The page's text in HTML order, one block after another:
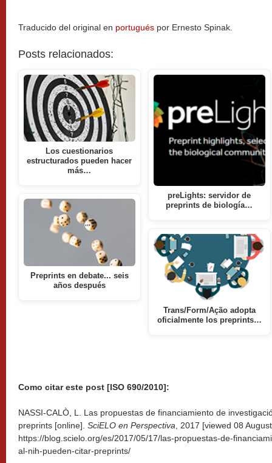
Traducido del original en portugués por Ernesto Spinak.
Posts relacionados:
Los cuestionarios
estructurados pueden hacer
más…
Preprints en debate... seis
años después
preLights: servidor de
preprints de biología…
Trans/Form/Ação adopta
oficialmente los preprints…
Como citar este post [ISO 690/2010]:
NASSI-CALÒ, L. Las propuestas de financiamiento de
preprints [online]. SciELO en Perspectiva , 2017 [viewed 08
https://blog.scielo.org/es/2017/05/17/las-propuestas-de-
al-nih-pueden-citar-preprints/